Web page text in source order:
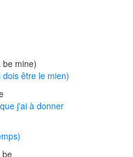
be mine)
être le mien)
j'ai à donner
be